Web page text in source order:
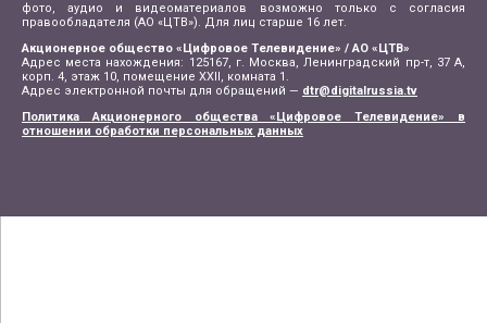
фото, аудио и видеоматериалов возможно только с согласия
правообладателя (АО «ЦТВ»). Для лиц старше 16 лет.
Акционерное общество «Цифровое Телевидение» / АО «ЦТВ»
Адрес места нахождения: 125167, г. Москва, Ленинградский пр-т, 37 А,
корп. 4, этаж 10, помещение XXII, комната 1.
Адрес электронной почты для обращений — dtr@digitalrussia.tv
Политика Акционерного общества «Цифровое Телевидение» в
отношении обработки персональных данных